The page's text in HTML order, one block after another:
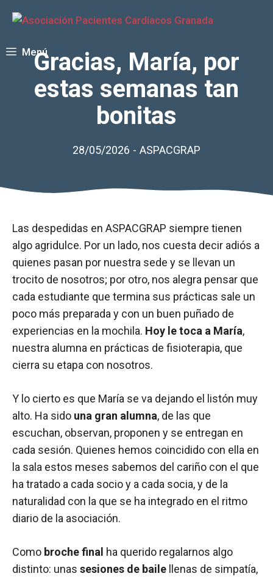
Menú
Gracias, María, por
estas semanas tan
bonitas
28/05/2026 - ASPACGRAP
Las despedidas en ASPACGRAP siempre tienen
algo agridulce. Por un lado, nos cuesta decir adiós a
quienes pasan por nuestra sede y se llevan un
trocito de nosotros; por otro, nos alegra pensar que
cada estudiante que termina sus prácticas sale un
poco más preparada y con un buen puñado de
experiencias en la mochila. Hoy le toca a María,
nuestra alumna en prácticas de fisioterapia, que
cierra su etapa con nosotros.
Y lo cierto es que María se va dejando el listón muy
alto. Ha sido una gran alumna, de las que
escuchan, observan, proponen y se entregan en
cada sesión. Quienes hemos coincidido con ella en
la sala estos meses sabemos del cariño con el que
ha tratado a cada socio y a cada socia, y de la
naturalidad con la que se ha integrado en el ritmo
diario de la asociación.
Como broche final ha querido regalarnos algo
distinto: unas sesiones de baile llenas de simpatía,